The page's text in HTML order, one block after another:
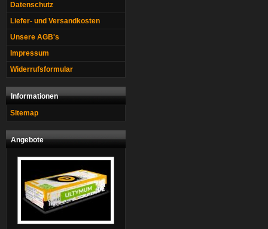
Datenschutz
Liefer- und Versandkosten
Unsere AGB's
Impressum
Widerrufsformular
Informationen
Sitemap
Angebote